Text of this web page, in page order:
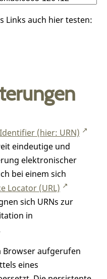
Links auch hier testen:
(hier: URN)
eindeutige und
elektronischer
bei einem sich
Locator (URL)
sich URNs zur
in
Browser aufgerufen
eines